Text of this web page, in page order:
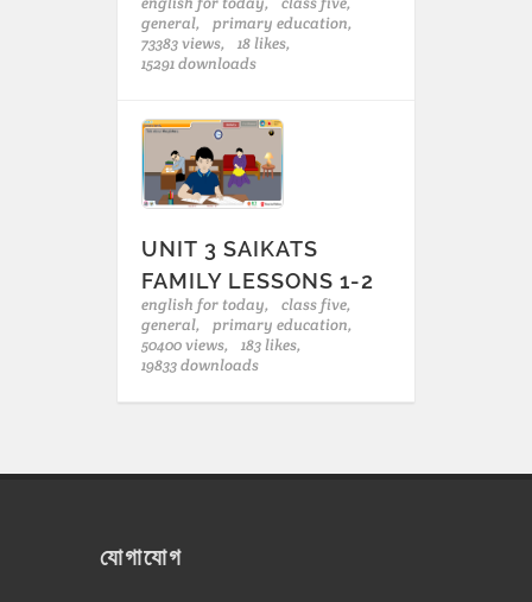
general,
primary education,
73383 views,
18 likes,
15291 downloads
UNIT 3 SAIKATS
FAMILY LESSONS 1-2
english for today,
class five,
general,
primary education,
50400 views,
183 likes,
19833 downloads
যোগাযোগ